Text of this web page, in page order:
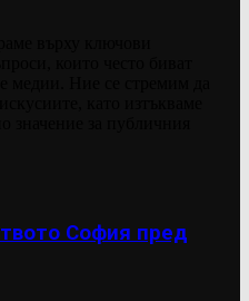
София пред